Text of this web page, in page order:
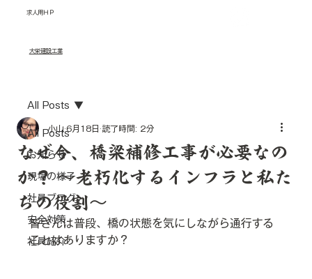
求人用ＨＰ
​大栄建設工業
All Posts
お知らせ
現場の様子
社員ブログ
安全対策
社員紹介
All Posts
なぜ今、橋梁補修工事が必要なの
か？ ～老朽化するインフラと私た
ちの役割～
小山 6月18日 読了時間: 2分
皆さんは普段、橋の状態を気にしながら通行する
ことはありますか？